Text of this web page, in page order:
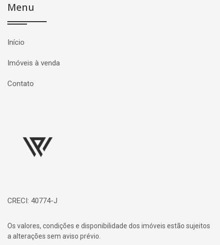
Menu
Início
Imóveis à venda
Contato
CRECI: 40774-J
Os valores, condições e disponibilidade dos imóveis estão sujeitos
a alterações sem aviso prévio.